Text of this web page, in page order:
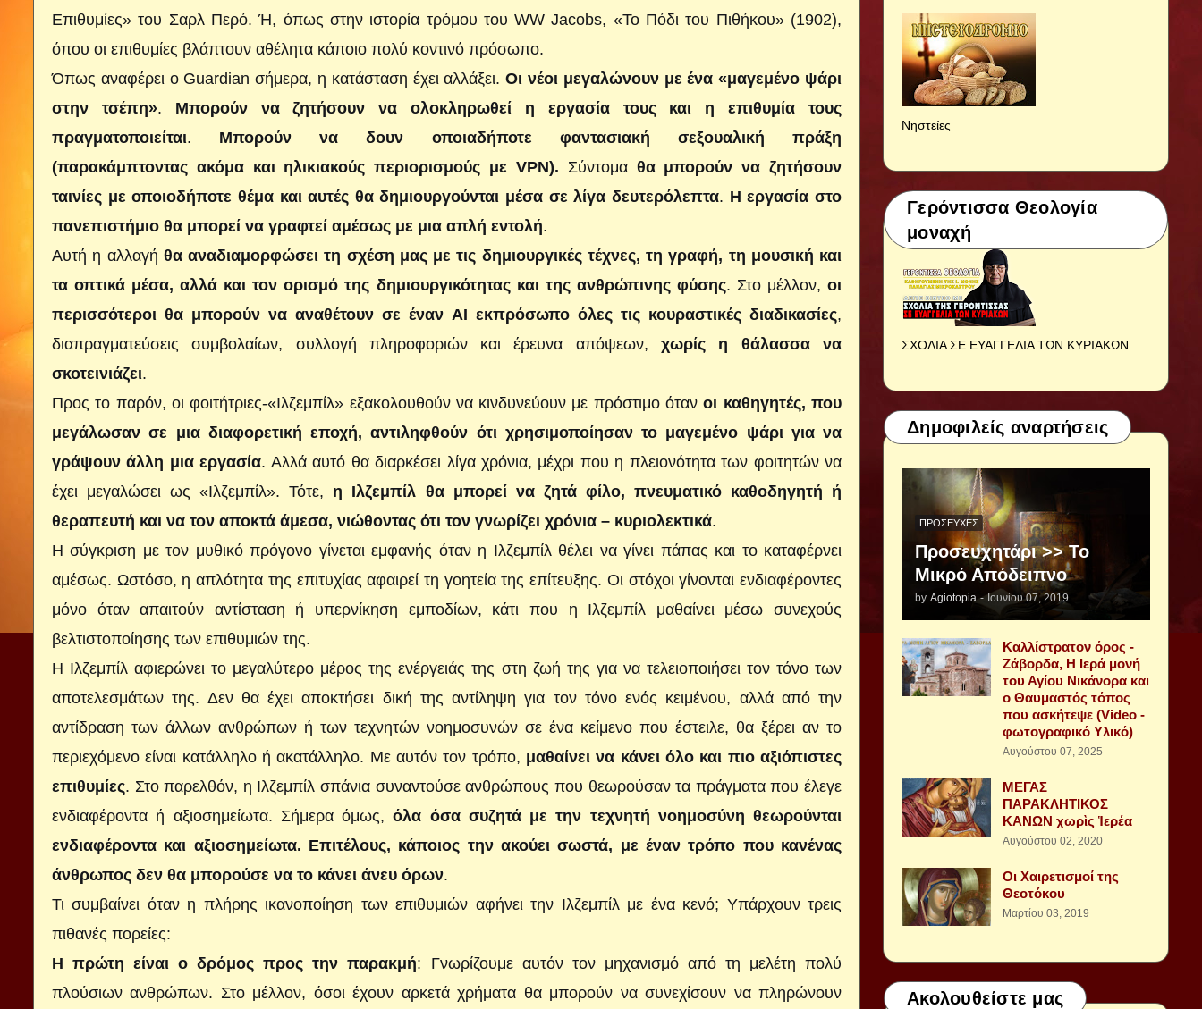
Επιθυμίες» του Σαρλ Περό. Ή, όπως στην ιστορία τρόμου του WW Jacobs, «Το Πόδι του Πιθήκου» (1902),
όπου οι επιθυμίες βλάπτουν αθέλητα κάποιο πολύ κοντινό πρόσωπο.
Όπως αναφέρει ο Guardian σήμερα, η κατάσταση έχει αλλάξει. Οι νέοι μεγαλώνουν με ένα «μαγεμένο ψάρι
στην τσέπη». Μπορούν να ζητήσουν να ολοκληρωθεί η εργασία τους και η επιθυμία τους
πραγματοποιείται. Μπορούν να δουν οποιαδήποτε φαντασιακή σεξουαλική πράξη
(παρακάμπτοντας ακόμα και ηλικιακούς περιορισμούς με VPN). Σύντομα θα μπορούν να ζητήσουν
ταινίες με οποιοδήποτε θέμα και αυτές θα δημιουργούνται μέσα σε λίγα δευτερόλεπτα. Η εργασία στο
πανεπιστήμιο θα μπορεί να γραφτεί αμέσως με μια απλή εντολή.
Αυτή η αλλαγή θα αναδιαμορφώσει τη σχέση μας με τις δημιουργικές τέχνες, τη γραφή, τη μουσική και
τα οπτικά μέσα, αλλά και τον ορισμό της δημιουργικότητας και της ανθρώπινης φύσης. Στο μέλλον,οι
περισσότεροι θα μπορούν να αναθέτουν σε έναν AI εκπρόσωπο όλες τις κουραστικές διαδικασίες,
διαπραγματεύσεις συμβολαίων, συλλογή πληροφοριών και έρευνα απόψεων,χωρίς η θάλασσα να
σκοτεινιάζει.
Προς το παρόν, οι φοιτήτριες-«Ιλζεμπίλ» εξακολουθούν να κινδυνεύουν με πρόστιμο ότανοι καθηγητές, που
μεγάλωσαν σε μια διαφορετική εποχή, αντιληφθούν ότι χρησιμοποίησαν το μαγεμένο ψάρι για να
γράψουν άλλη μια εργασία. Αλλά αυτό θα διαρκέσει λίγα χρόνια, μέχρι που η πλειονότητα των φοιτητών να
έχει μεγαλώσει ως «Ιλζεμπίλ». Τότε, η Ιλζεμπίλ θα μπορεί να ζητά φίλο, πνευματικό καθοδηγητή ή
θεραπευτή και να τον αποκτά άμεσα, νιώθοντας ότι τον γνωρίζει χρόνια – κυριολεκτικά.
Η σύγκριση με τον μυθικό πρόγονο γίνεται εμφανής όταν η Ιλζεμπίλ θέλει να γίνει πάπας και το καταφέρνει
αμέσως. Ωστόσο, η απλότητα της επιτυχίας αφαιρεί τη γοητεία της επίτευξης. Οι στόχοι γίνονται ενδιαφέροντες
μόνο όταν απαιτούν αντίσταση ή υπερνίκηση εμποδίων, κάτι που η Ιλζεμπίλ μαθαίνει μέσω συνεχούς
βελτιστοποίησης των επιθυμιών της.
Η Ιλζεμπίλ αφιερώνει το μεγαλύτερο μέρος της ενέργειάς της στη ζωή της για να τελειοποιήσει τον τόνο των
αποτελεσμάτων της. Δεν θα έχει αποκτήσει δική της αντίληψη για τον τόνο ενός κειμένου, αλλά από την
αντίδραση των άλλων ανθρώπων ή των τεχνητών νοημοσυνών σε ένα κείμενο που έστειλε, θα ξέρει αν το
περιεχόμενο είναι κατάλληλο ή ακατάλληλο. Με αυτόν τον τρόπο, μαθαίνει να κάνει όλο και πιο αξιόπιστες
επιθυμίες. Στο παρελθόν, η Ιλζεμπίλ σπάνια συναντούσε ανθρώπους που θεωρούσαν τα πράγματα που έλεγε
ενδιαφέροντα ή αξιοσημείωτα. Σήμερα όμως,όλα όσα συζητά με την τεχνητή νοημοσύνη θεωρούνται
ενδιαφέροντα και αξιοσημείωτα. Επιτέλους, κάποιος την ακούει σωστά, με έναν τρόπο που κανένας
άνθρωπος δεν θα μπορούσε να το κάνει άνευ όρων.
Τι συμβαίνει όταν η πλήρης ικανοποίηση των επιθυμιών αφήνει την Ιλζεμπίλ με ένα κενό; Υπάρχουν τρεις
πιθανές πορείες:
Η πρώτη είναι ο δρόμος προς την παρακμή: Γνωρίζουμε αυτόν τον μηχανισμό από τη μελέτη πολύ
πλούσιων ανθρώπων. Στο μέλλον, όσοι έχουν αρκετά χρήματα θα μπορούν να συνεχίσουν να πληρώνουν
Νηστείες
Γερόντισσα Θεολογία
μοναχή
ΣΧΟΛΙΑ ΣΕ ΕΥΑΓΓΕΛΙΑ ΤΩΝ ΚΥΡΙΑΚΩΝ
Δημοφιλείς αναρτήσεις
ΠΡΟΣΕΥΧΈΣ
Προσευχητάρι >> Το
Μικρό Απόδειπνο
by Agiotopia - Ιουνίου 07, 2019
Καλλίστρατον όρος -
Ζάβορδα, Η Ιερά μονή
του Αγίου Νικάνορα και
ο Θαυμαστός τόπος
που ασκήτεψε (Video -
φωτογραφικό Υλικό)
Αυγούστου 07, 2025
ΜΕΓΑΣ
ΠΑΡΑΚΛΗΤΙΚΟΣ
ΚΑΝΩΝ χωρὶς Ἱερέα
Αυγούστου 02, 2020
Οι Χαιρετισμοί της
Θεοτόκου
Μαρτίου 03, 2019
Ακολουθείστε μας